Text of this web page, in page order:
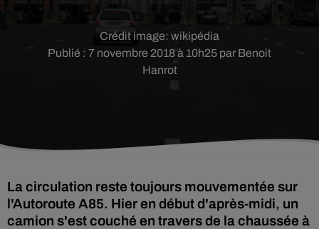
Publié : 7 novembre 2018 à 10h25 par Benoit
Hanrot
Crédit image: wikipédia
La circulation reste toujours mouvementée sur
l'Autoroute A85. Hier en début d'après-midi, un
camion s'est couché en travers de la chaussée à